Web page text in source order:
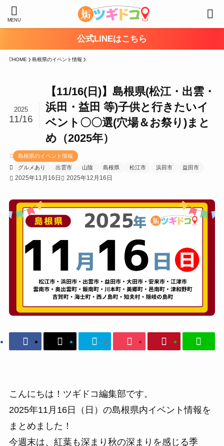
MENU
公式LINEはこちら
HOME 島根県のイベント情報
【11/16(日)】島根県(松江・出雲・
浜田・益田 等)子供と行きたいイ
ベント〇〇選(穴場＆お祭り)まと
め（2025年）
2025
11/16
島根県のイベント情報
グルメあり
出雲市 山陰 島根県 松江市 浜田市 益田市
2025年11月16日 2025年12月16日
こんにちは！ツギドコ編集部です。
2025年11月16日（日）の島根県内イベント情報を
まとめました！
今週末は、紅葉も深まり秋の深まりを感じる季